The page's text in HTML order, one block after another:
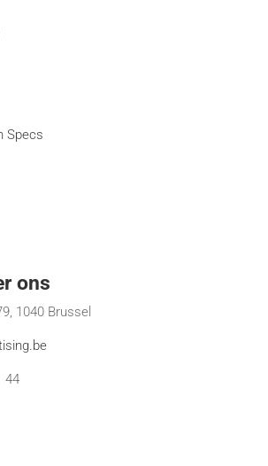
Specs
ons
1040 Brussel
44